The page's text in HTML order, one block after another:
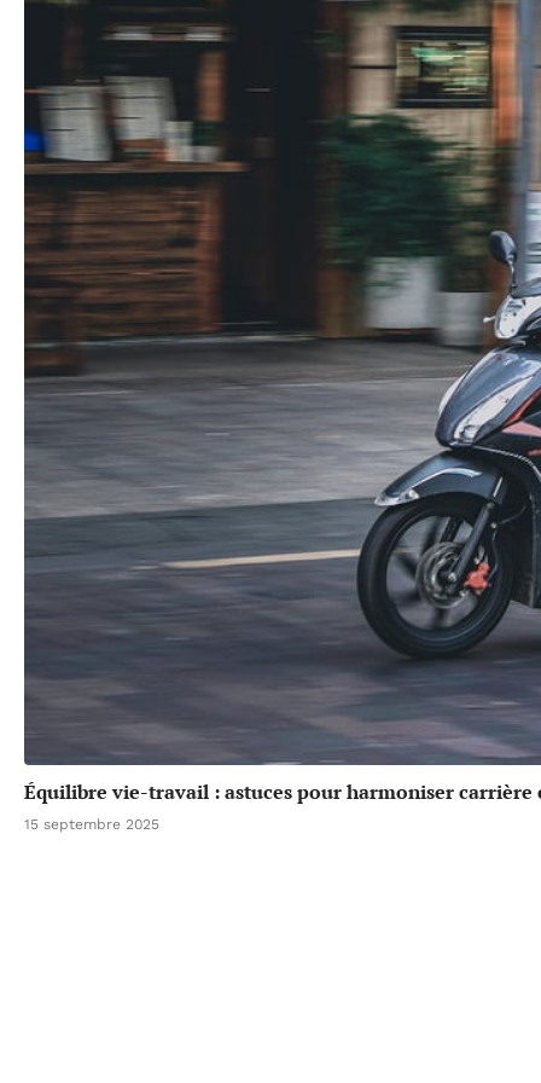
Équilibre vie-travail : astuces pour harmoniser
15 septembre 2025